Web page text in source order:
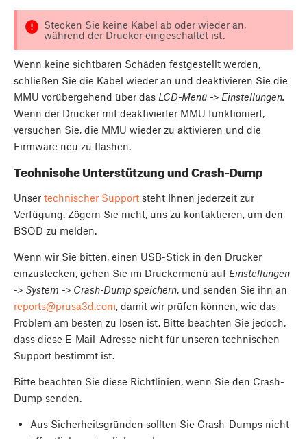
Stecken Sie keine Kabel ab oder wieder an,
während der Drucker eingeschaltet ist.
Wenn keine sichtbaren Schäden festgestellt werden,
schließen Sie die Kabel wieder an und deaktivieren Sie die
MMU vorübergehend über das LCD-Menü -> Einstellungen.
Wenn der Drucker mit deaktivierter MMU funktioniert,
versuchen Sie, die MMU wieder zu aktivieren und die
Firmware neu zu flashen.
Technische Unterstützung und Crash-Dump
Unser technischer Support steht Ihnen jederzeit zur
Verfügung. Zögern Sie nicht, uns zu kontaktieren, um den
BSOD zu melden.
Wenn wir Sie bitten, einen USB-Stick in den Drucker
einzustecken, gehen Sie im Druckermenü auf Einstellungen
-> System -> Crash-Dump speichern, und senden Sie ihn an
reports@prusa3d.com, damit wir prüfen können, wie das
Problem am besten zu lösen ist. Bitte beachten Sie jedoch,
dass diese E-Mail-Adresse nicht für unseren technischen
Support bestimmt ist.
Bitte beachten Sie diese Richtlinien, wenn Sie den Crash-
Dump senden.
Aus Sicherheitsgründen sollten Sie Crash-Dumps nicht